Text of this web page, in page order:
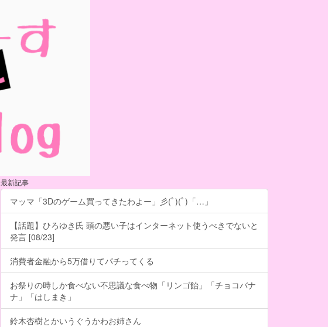
最新記事
マッマ「3Dのゲーム買ってきたわよー」彡(ﾟ)(ﾟ)「…」
【話題】ひろゆき氏 頭の悪い子はインターネット使うべきでないと
発言 [08/23]
消費者金融から5万借りてパチってくる
お祭りの時しか食べない不思議な食べ物「リンゴ飴」「チョコバナ
ナ」「はしまき」
鈴木杏樹とかいうぐうかわお姉さん